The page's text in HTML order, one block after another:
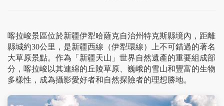
喀拉峻景區位於新疆伊犁哈薩克自治州特克斯縣境內，距離
縣城約30公里，是新疆西線（伊犁環線）上不可錯過的著名
大草原景點。作為「新疆天山」世界自然遺產的重要組成部
分，喀拉峻以其連綿的丘陵草原、巍峨的雪山和豐富的生物
多樣性，成為攝影愛好者和自然探險者的理想勝地。